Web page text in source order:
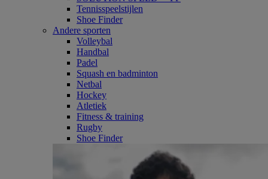
Tennisspeelstijlen
Shoe Finder
Andere sporten
Volleybal
Handbal
Padel
Squash en badminton
Netbal
Hockey
Atletiek
Fitness & training
Rugby
Shoe Finder